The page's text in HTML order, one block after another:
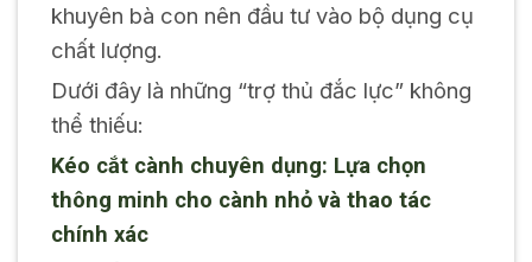
khuyên bà con nên đầu tư vào bộ dụng cụ
chất lượng.
Dưới đây là những “trợ thủ đắc lực” không
thể thiếu:
Kéo cắt cành chuyên dụng: Lựa chọn
thông minh cho cành nhỏ và thao tác
chính xác